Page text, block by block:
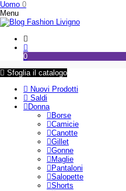
Uomo 0
Menu
0
Sfoglia il catalogo
Nuovi Prodotti
Saldi
Donna
Borse
Camicie
Canotte
Gillet
Gonne
Maglie
Pantaloni
Salopette
Shorts